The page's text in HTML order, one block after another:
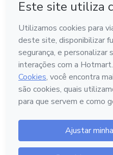
Hotmart — 2011-2026 ©